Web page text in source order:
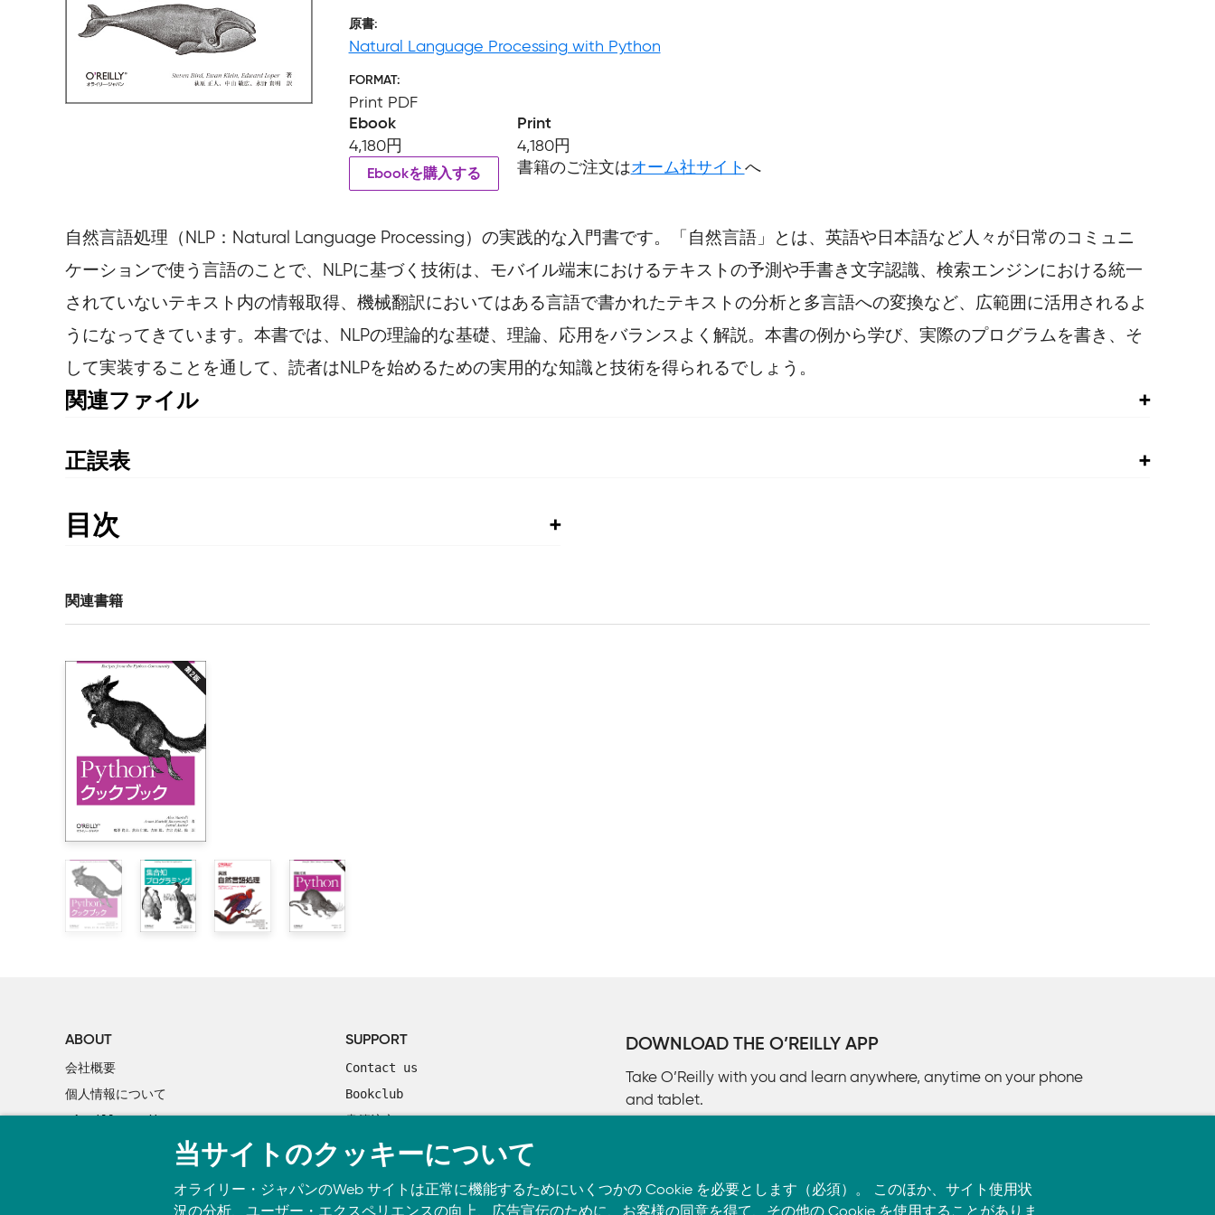
原書
Natural Language Processing with Python
FORMAT
Print PDF
Ebook
4,180円
Ebookを購入する
Print
4,180円
書籍のご注文はオーム社サイトへ
自然言語処理（NLP：Natural Language Processing）の実践的な入門書です。「自然言語」とは、英語や日本語など人々が日常のコミュニ
ケーションで使う言語のことで、NLPに基づく技術は、モバイル端末におけるテキストの予測や手書き文字認識、検索エンジンにおける統一
されていないテキスト内の情報取得、機械翻訳においてはある言語で書かれたテキストの分析と多言語への変換など、広範囲に活用されるよ
うになってきています。本書では、NLPの理論的な基礎、理論、応用をバランスよく解説。本書の例から学び、実際のプログラムを書き、そ
して実装することを通して、読者はNLPを始めるための実用的な知識と技術を得られるでしょう。
関連ファイル
Python による日本語自然言語処理（12章の公開版）
正誤表
ちの書籍の刷数をご確認の上、ご利用ください。
注：この節のコード片を実行するには、12.1.2 第1段落の方法でダウンロードした JEITAコーパスのzipファイルを同じ場所（通常はnltk_dataディレクトリ）に解凍 する
必要がある（これは、p.476の1行目のコードについても同じである）。 もしくは、p.473上のコード片の2行目を、
jeita = LazyCorpusLoader('jeita', ChasenCorpusReader, r'.*chasen', encoding='utf-8')
としてコーパスリーダーを作成すれば、ダウンロードしたzipファイルをそのまま 読み込むことができる。
p.473 真ん中の段落
誤：それ自体がタプルになっており
正：タブ区切りの文字列になっており
p.473 真ん中のコード片1行目
誤：print '\nEOS\n'.join(['\n'.join("%s/%s" % (w[0],w[1][2]) for w in sent)
for sent in jeita.tagged_sents()[2170:2173]])
正：
for w in sent) for sent in jeita.tagged_sents()[2170:2173]])
p.474 「12.1.3 依存構造解析済みコーパス」
注：このコード片を実行するには、12.1.3 第1段落の方法でダウンロードした KNBコーパスのzipファイルを同じ場所（通常はnltk_dataディレクトリ）に解凍する 必要が
ある。もしくは、p.474で述べたfileidを列挙する代わりに、
正：>>> print ''.join( knbc.words()[:100] )
p.475真ん中のコード片1行目
誤：>>> print '\n'.join( ' '.join("%s/%s"%(w[0], w[1][2]) for w in sent)
for sent in knbc.tagged_words()[0:20] )
for w in sent) for sent in knbc.tagged_sents()[0:20] )
>>> print ' '.join( set(w for w,t in genpaku.tagged_words() if
目次
1章	言語処理とPython
    1.1　言語の計算処理：テキストと単語
        1.1.2　NLTKを使ってみよう
        1.1.3　テキストを検索する
        1.1.4　語彙を数える
    1.2　Pythonをより詳しく：テキストと単語のリスト
        1.2.1　リスト
        1.2.2　リストの添字を指定する
        1.2.3　変数
        1.2.4　文字列
        1.3.1　頻度分布
        1.3.2　よりきめ細かい単語選択
        1.3.3　コロケーションとバイグラム
        1.4.3　入れ子になったコードブロック
    1.5　自動自然言語理解
        1.5.1　語義曖昧性解消
        1.5.3　言語出力の生成
        1.5.4　機械翻訳
        1.5.5　音声対話システム
関連書籍
ABOUT
会社概要
個人情報について
O’Reilly Media
SUPPORT
Contact us
Bookclub
書籍注文
DOWNLOAD THE O’REILLY APP
Take O’Reilly with you and learn anywhere, anytime on your phone
and tablet.
当サイトのクッキーについて
オライリー・ジャパンのWeb サイトは正常に機能するためにいくつかの Cookie を必要とします（必須）。 このほか、サイト使用状
況の分析、ユーザー・エクスペリエンスの向上、広告宣伝のために、お客様の同意を得て、その他の Cookie を使用することがありま